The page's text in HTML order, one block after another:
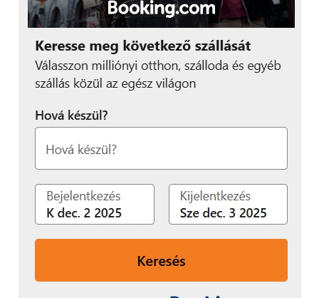
Mindezek miatt az SLS technológiát világszerte
alkalmazzák olyan területeken, ahol a végtermék
minőség, a geometriai összetettség és/vagy a
termelékenység fontos tényezők. Kiemelt
alkalmazási területei az összetett, funkcionális
prototípusok gyártása, végfelhasználásra szánt
alkatrészek, például készülékházak szériagyártására,
autóipari és gépipari komponensek előállítása,
orvostechnikai és egészségügyi alkalmazások,
valamint egyedi és tömegesen személyre szabott
termékek megvalósítása.
SLS technológiát, ahol reális alternatívát jelenthet a
hagyományos sorozatgyártási eljárásokkal, például a
fröccsöntéssel szemben is.